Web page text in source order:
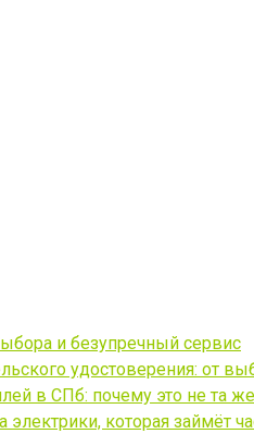
и безупречный сервис
удостоверения: от
в СПб: почему это не та
которая займёт